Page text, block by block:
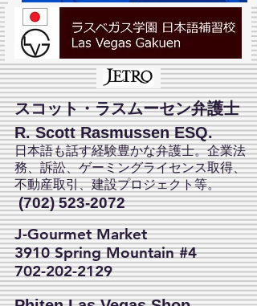
スコット・ラスムーセン弁護士
R. Scott Rasmussen ESQ.
日本語も話す経験豊かな弁護士。企業法
務、訴訟、ゲーミングライセンス取得、
不動産取引、建設プロジェクト等。
(702) 523-2072
J-Gourmet Market
3910 Spring Mountain #4
702-202-2129